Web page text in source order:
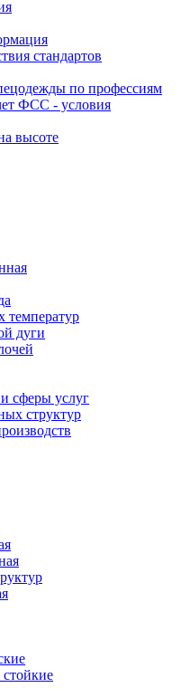
стандартов
по профессиям
ФСС - условия
высоте
дуги
сферы услуг
структур